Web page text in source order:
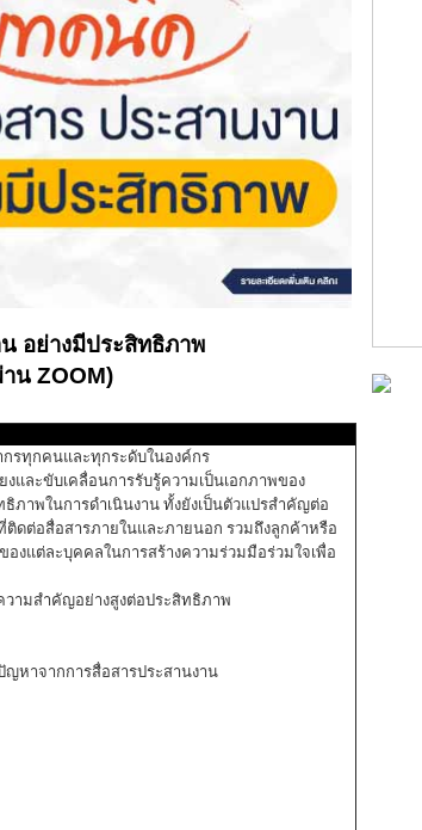
อย่างมีประสิทธิภาพ
น ZOOM)
รทุกคนและทุกระดับในองค์กร
งและขับเคลื่อนการรับรู้ความเป็นเอกภาพของ
าพในการดำเนินงาน ทั้งยังเป็นตัวแปรสำคัญต่อ
ติดต่อสื่อสารภายในและภายนอก รวมถึงลูกค้าหรือ
งแต่ละบุคคลในการสร้างความร่วมมือร่วมใจเพื่อ
วามสําคัญอย่างสูงต่อประสิทธิภาพ
หาจากการสื่อสารประสานงาน